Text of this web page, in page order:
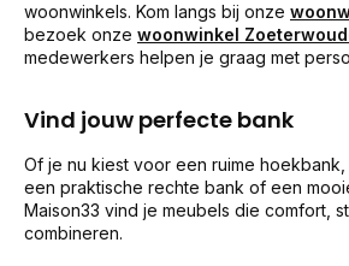
woonwinkels. Kom langs bij onze
bezoek onze woonwinkel
medewerkers helpen je graag met
Vind jouw perfecte bank
Of je nu kiest voor een ruime
een praktische rechte bank of een
Maison33 vind je meubels die comfort,
combineren.